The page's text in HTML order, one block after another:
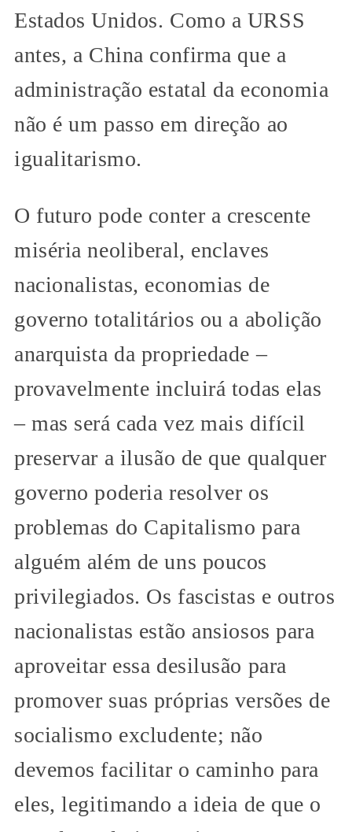
Estados Unidos. Como a URSS
antes, a China confirma que a
administração estatal da economia
não é um passo em direção ao
igualitarismo.
O futuro pode conter a crescente
miséria neoliberal, enclaves
nacionalistas, economias de
governo totalitários ou a abolição
anarquista da propriedade –
provavelmente incluirá todas elas
– mas será cada vez mais difícil
preservar a ilusão de que qualquer
governo poderia resolver os
problemas do Capitalismo para
alguém além de uns poucos
privilegiados. Os fascistas e outros
nacionalistas estão ansiosos para
aproveitar essa desilusão para
promover suas próprias versões de
socialismo excludente; não
devemos facilitar o caminho para
eles, legitimando a ideia de que o